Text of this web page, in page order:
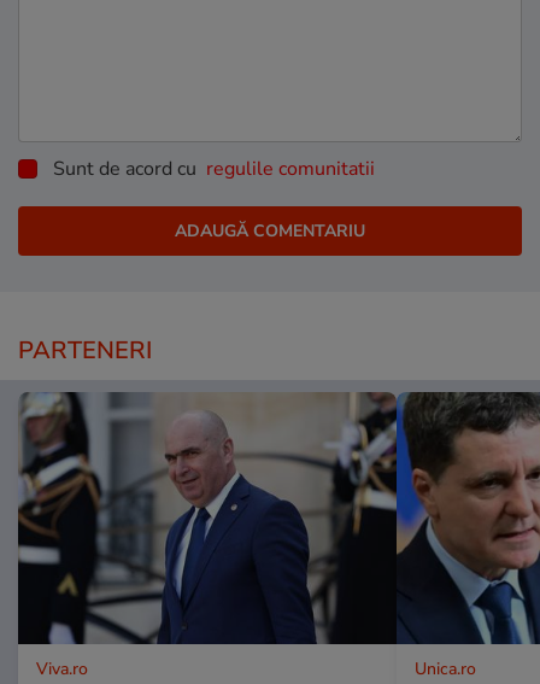
Sunt de acord cu regulile comunitatii
PARTENERI
Viva.ro Unica.ro